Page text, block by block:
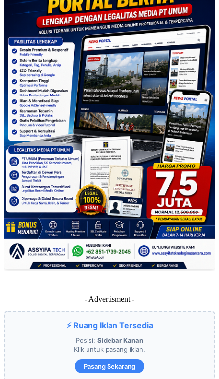
- Advertisment -
⚡ Ruang Iklan Tersedia
Posisi: Sidebar Kanan
Klik untuk pasang iklan.
Pasang Sekarang